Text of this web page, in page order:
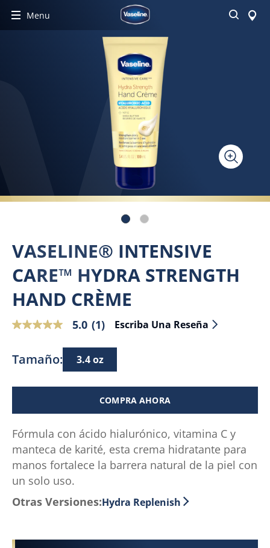
Menu Buscar
VASELINE® INTENSIVE
CARE™ HYDRA STRENGTH
HAND CRÈME
5.0
5
valor
de
Read
a
Review.
Enlace
la
5.0 (1) Escriba Una Reseña
Tamaño: 3.4 oz
Fórmula con ácido hialurónico, vitamina C y
manteca de karité, esta crema hidratante para
manos fortalece la barrera natural de la piel con
un solo uso.
COMPRA AHORA
Otras Versiones:Hydra Replenish